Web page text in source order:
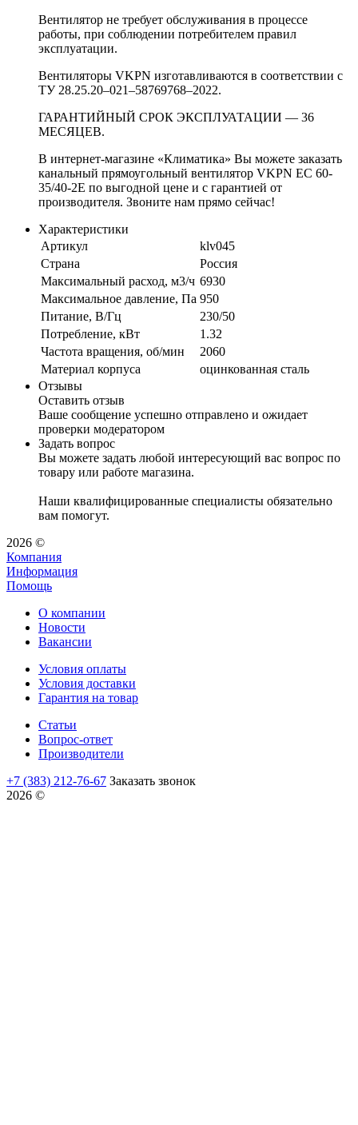
Вентилятор не требует обслуживания в процессе
работы, при соблюдении потребителем правил
эксплуатации.
Вентиляторы VKPN изготавливаются в соответствии с
ТУ 28.25.20–021–58769768–2022.
ГАРАНТИЙНЫЙ СРОК ЭКСПЛУАТАЦИИ — 36
МЕСЯЦЕВ.
В интернет-магазине «Климатика» Вы можете заказать
канальный прямоугольный вентилятор VKPN EС 60-
35/40-2E по выгодной цене и с гарантией от
производителя. Звоните нам прямо сейчас!
Характеристики
Артикул
klv045
Страна
Россия
Максимальный расход, м3/ч 6930
Максимальное давление, Па 950
Питание, В/Гц
230/50
Потребление, кВт
1.32
Частота вращения, об/мин
2060
Материал корпуса
оцинкованная сталь
Отзывы
Оставить отзыв
Ваше сообщение успешно отправлено и ожидает
проверки модератором
Задать вопрос
Вы можете задать любой интересующий вас вопрос по
товару или работе магазина.
Наши квалифицированные специалисты обязательно
вам помогут.
2026 ©
Компания
Информация
Помощь
О компании
Новости
Вакансии
Условия оплаты
Условия доставки
Гарантия на товар
Статьи
Вопрос-ответ
Производители
+7 (383) 212-76-67 Заказать звонок
2026 ©